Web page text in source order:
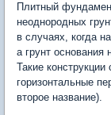
Плитный
неоднородных
в случаях, когда
а грунт основания
Такие
горизонтальные
второе название).